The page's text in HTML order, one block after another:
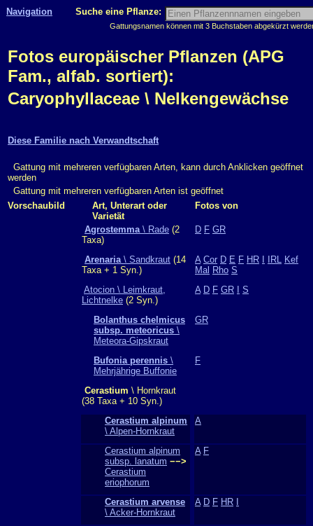
Navigation Suche eine Pflanze:
Gattungsnamen können mit 3 Buchstaben abgekürzt
Fotos europäischer Pflanzen (APG
Fam., alfab. sortiert):
Caryophyllaceae \ Nelkengewächse
Diese Familie nach Verwandtschaft
Gattung mit mehreren verfügbaren Arten, kann durch Anklicken geöffnet
werden
Gattung mit mehreren verfügbaren Arten ist geöffnet
Vorschaubild
Art, Unterart oder
Varietät
Fotos von
Agrostemma\ Rade (2
Taxa)
D F GR
Arenaria\ Sandkraut (14
Taxa + 1 Syn.)
A Cor D E F HR IRL Kef
Mal Rho S
Atocion \ Leimkraut,
Lichtnelke (2 Syn.)
A D F GR S
Bolanthus chelmicus
subsp. meteoricus \
Meteora-Gipskraut
GR
Bufonia perennis \
Mehrjährige Buffonie
F
Cerastium \ Hornkraut
(38 Taxa + 10 Syn.)
Cerastium alpinum
\ Alpen-Hornkraut
A
Cerastium alpinum
subsp. lanatum −−>
Cerastium
eriophorum
A F
Cerastium arvense
\ Acker-Hornkraut
A D F HR